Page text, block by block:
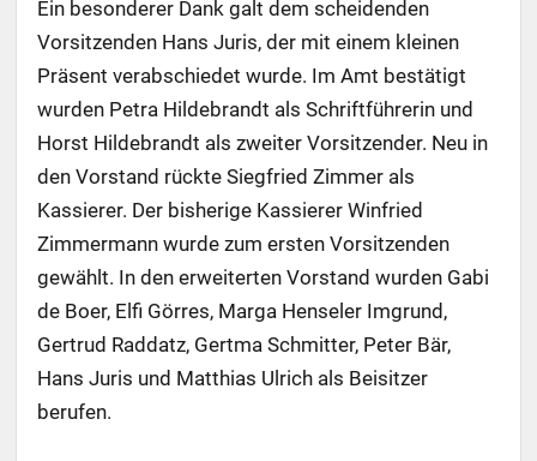
Ein besonderer Dank galt dem scheidenden
Vorsitzenden Hans Juris, der mit einem kleinen
Präsent verabschiedet wurde. Im Amt bestätigt
wurden Petra Hildebrandt als Schriftführerin und
Horst Hildebrandt als zweiter Vorsitzender. Neu in
den Vorstand rückte Siegfried Zimmer als
Kassierer. Der bisherige Kassierer Winfried
Zimmermann wurde zum ersten Vorsitzenden
gewählt. In den erweiterten Vorstand wurden Gabi
de Boer, Elfi Görres, Marga Henseler Imgrund,
Gertrud Raddatz, Gertma Schmitter, Peter Bär,
Hans Juris und Matthias Ulrich als Beisitzer
berufen.